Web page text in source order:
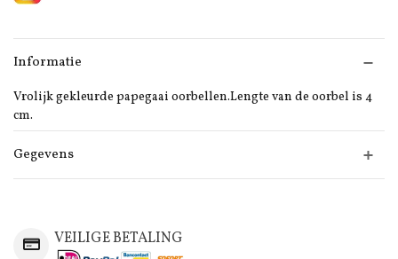
Informatie
Vrolijk gekleurde papegaai oorbellen.Lengte van de oorbel is 4
cm.
Gegevens
VEILIGE BETALING